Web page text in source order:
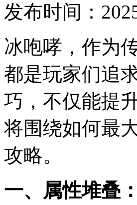
发布时间：
冰咆哮，作为
都是玩家们追
巧，不仅能提
将围绕如何最
攻略。
一、属性堆叠